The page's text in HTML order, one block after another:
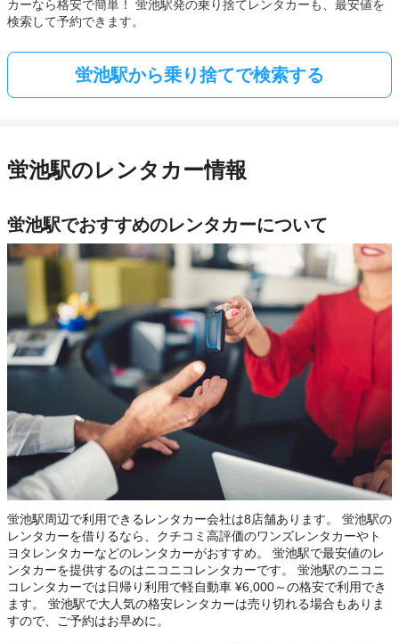
カーなら格安で簡単！ 蛍池駅発の乗り捨てレンタカーも、最安値を
検索して予約できます。
蛍池駅から乗り捨てで検索する
蛍池駅のレンタカー情報
蛍池駅でおすすめのレンタカーについて
蛍池駅周辺で利用できるレンタカー会社は8店舗あります。 蛍池駅の
レンタカーを借りるなら、クチコミ高評価のワンズレンタカーやト
ヨタレンタカーなどのレンタカーがおすすめ。 蛍池駅で最安値のレ
ンタカーを提供するのはニコニコレンタカーです。 蛍池駅のニコニ
コレンタカーでは日帰り利用で軽自動車 ¥6,000～の格安で利用でき
ます。 蛍池駅で大人気の格安レンタカーは売り切れる場合もありま
すので、ご予約はお早めに。